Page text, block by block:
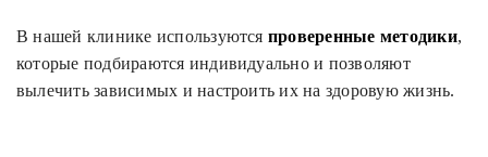
В нашей клинике используются проверенные методики,
которые подбираются индивидуально и позволяют
вылечить зависимых и настроить их на здоровую жизнь.